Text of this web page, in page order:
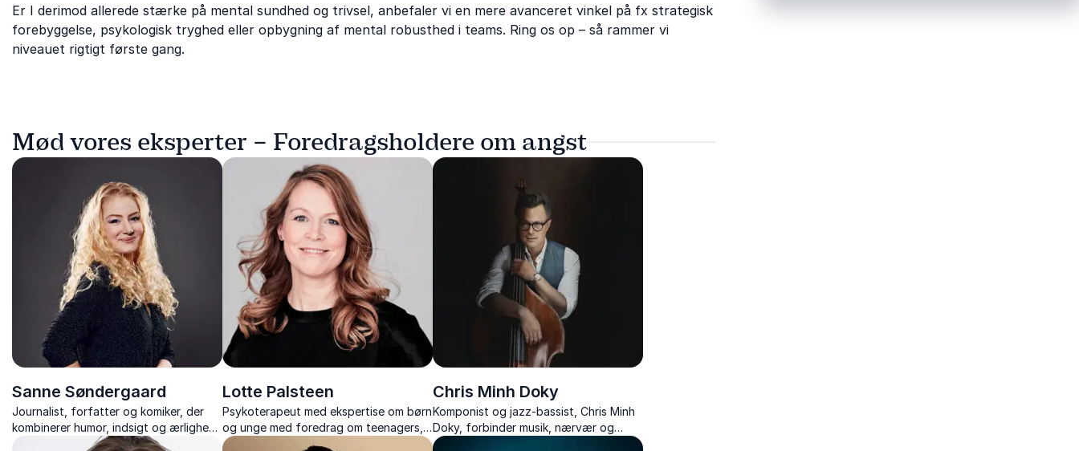
Er I derimod allerede stærke på mental sundhed og trivsel, anbefaler vi en mere avanceret vinkel på fx strategisk
forebyggelse, psykologisk tryghed eller opbygning af mental robusthed i teams. Ring os op – så rammer vi
niveauet rigtigt første gang.
Mød vores eksperter – Foredragsholdere om angst
Sanne Søndergaard
Journalist, forfatter og komiker, der
kombinerer humor, indsigt og ærlighed i
foredrag om kønsroller, angst, mobning
Lotte Palsteen
Psykoterapeut med ekspertise om børn
og unge med foredrag om teenagers,
børn og forældrerelationer
Chris Minh Doky
Komponist og jazz-bassist, Chris Minh
Doky, forbinder musik, nærvær og
samarbejde i inspirerende foredrag.